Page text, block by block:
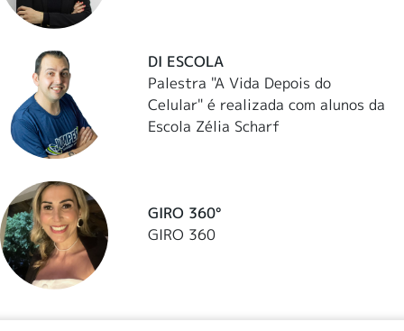
DI ESCOLA
Palestra "A Vida Depois do
Celular" é realizada com alunos da
Escola Zélia Scharf
GIRO 360°
GIRO 360